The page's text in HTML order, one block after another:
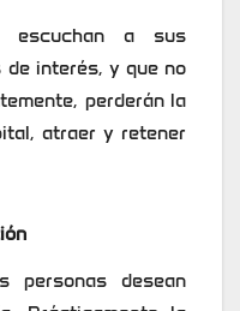
escuchan a sus
de interés, y que no
perderán la
atraer y retener
personas desean